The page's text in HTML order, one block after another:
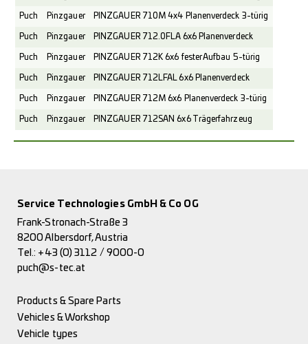
Puch Pinzgauer PINZGAUER 710M 4x4 Planenverdeck 3-türig
Puch Pinzgauer PINZGAUER 712.0FLA 6x6 Planenverdeck
Puch Pinzgauer PINZGAUER 712K 6x6 fester Aufbau 5-türig
Puch Pinzgauer PINZGAUER 712LFAL 6x6 Planenverdeck
Puch Pinzgauer PINZGAUER 712M 6x6 Planenverdeck 3-türig
Puch Pinzgauer PINZGAUER 712SAN 6x6 Trägerfahrzeug
Service Technologies GmbH & Co OG
Frank-Stronach-Straße 3
8200 Albersdorf, Austria
Tel.: +43 (0) 3112 / 9000-0
puch@s-tec.at
Products & Spare Parts
Vehicles & Workshop
Vehicle types